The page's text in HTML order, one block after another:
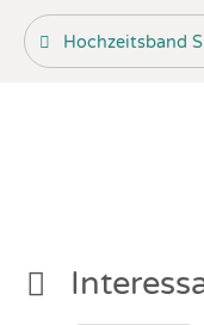
Hochzeitsband